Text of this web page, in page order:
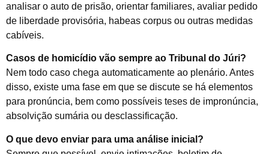
analisar o auto de prisão, orientar familiares, avaliar pedido
de liberdade provisória, habeas corpus ou outras medidas
cabíveis.
Casos de homicídio vão sempre ao Tribunal do Júri?
Nem todo caso chega automaticamente ao plenário. Antes
disso, existe uma fase em que se discute se há elementos
para pronúncia, bem como possíveis teses de impronúncia,
absolvição sumária ou desclassificação.
O que devo enviar para uma análise inicial?